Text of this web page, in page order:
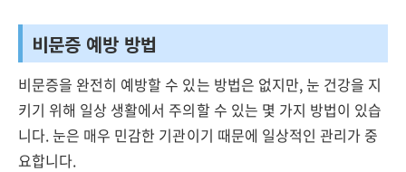
비문증 예방 방법
비문증을 완전히 예방할 수 있는 방법은 없지만, 눈 건강을 지
키기 위해 일상 생활에서 주의할 수 있는 몇 가지 방법이 있습
니다. 눈은 매우 민감한 기관이기 때문에 일상적인 관리가 중
요합니다.